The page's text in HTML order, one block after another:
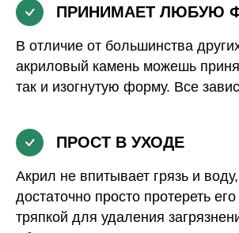
ПРИНИМАЕТ ЛЮБУЮ
В отличие от большинства
акриловый камень можешь
так и изогнутую форму. Все
ПРОСТ В УХОДЕ
Акрил не впитывает грязь и
достаточно просто протереть
тряпкой для удаления